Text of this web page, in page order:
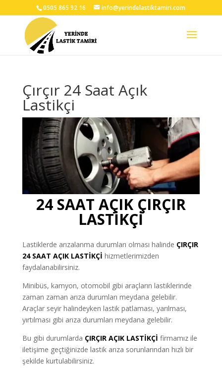
0505 865 92 16 info@yerindelastiktamiri.com
Çırçır 24 Saat Açık
Lastikçi
24 SAAT AÇIK ÇIRÇIR
LASTİKÇİ
Lastiklerde arızalanma durumları olması halinde ÇIRÇIR
24 SAAT AÇIK LASTİKÇİ hizmetlerimizden
faydalanabilirsiniz.
Minibüs, kamyon, otomobil gibi araçların lastiklerinde
zaman zaman arıza durumları meydana gelebilir.
Araçlar seyir halindeyken lastik patlaması, yarılması,
yırtılması gibi arıza durumları meydana gelebilir.
Bu gibi durumlarda ÇIRÇIR AÇIK LASTİKÇİ firmamız ile
iletişime geçtiğinizde lastik arıza sorunlarından hızlı bir
şekilde kurtulabilirsiniz.